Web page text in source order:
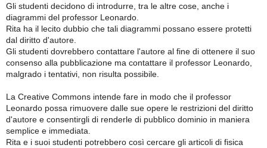
Gli studenti decidono di introdurre, tra le altre cose, anche i
diagrammi del professor Leonardo.
Rita ha il lecito dubbio che tali diagrammi possano essere protetti
dal diritto d'autore.
Gli studenti dovrebbero contattare l'autore al fine di ottenere il suo
consenso alla pubblicazione ma contattare il professor Leonardo,
malgrado i tentativi, non risulta possibile.
La Creative Commons intende fare in modo che il professor
Leonardo possa rimuovere dalle sue opere le restrizioni del diritto
d'autore e consentirgli di renderle di pubblico dominio in maniera
semplice e immediata.
Rita e i suoi studenti potrebbero così cercare gli articoli di fisica